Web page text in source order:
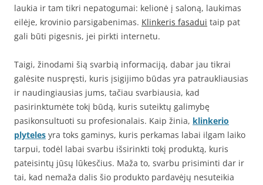
laukia ir tam tikri nepatogumai: kelionė į saloną, laukimas
eilėje, krovinio parsigabenimas. Klinkeris fasadui taip pat
gali būti pigesnis, jei pirkti internetu.
Taigi, žinodami šią svarbią informaciją, dabar jau tikrai
galėsite nuspręsti, kuris įsigijimo būdas yra patraukliausias
ir naudingiausias jums, tačiau svarbiausia, kad
pasirinktumėte tokį būdą, kuris suteiktų galimybę
pasikonsultuoti su profesionalais. Kaip žinia, klinkerio
plyteles yra toks gaminys, kuris perkamas labai ilgam laiko
tarpui, todėl labai svarbu išsirinkti tokį produktą, kuris
pateisintų jūsų lūkesčius. Maža to, svarbu prisiminti dar ir
tai, kad nemaža dalis šio produkto pardavėjų nesuteikia